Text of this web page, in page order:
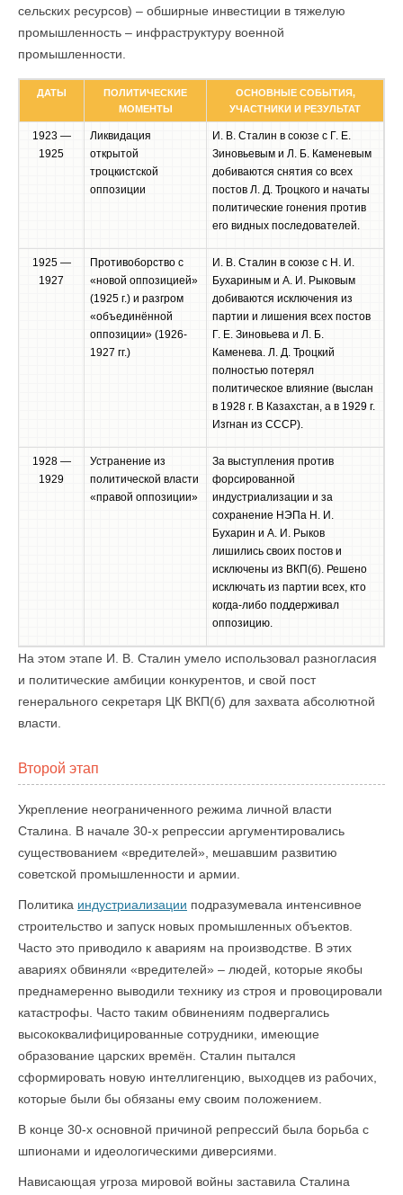
сельских ресурсов) – обширные инвестиции в тяжелую
промышленность – инфраструктуру военной
промышленности.
ДАТЫ
ПОЛИТИЧЕСКИЕ
МОМЕНТЫ
ОСНОВНЫЕ СОБЫТИЯ,
УЧАСТНИКИ И РЕЗУЛЬТАТ
1923 —
1925
Ликвидация
открытой
троцкистской
оппозиции
И. В. Сталин в союзе с Г. Е.
Зиновьевым и Л. Б. Каменевым
добиваются снятия со всех
постов Л. Д. Троцкого и начаты
политические гонения против
его видных последователей.
1925 —
1927
Противоборство с
«новой оппозицией»
(1925 г.) и разгром
«объединённой
оппозиции» (1926-
1927 гг.)
И. В. Сталин в союзе с Н. И.
Бухариным и А. И. Рыковым
добиваются исключения из
партии и лишения всех постов
Г. Е. Зиновьева и Л. Б.
Каменева. Л. Д. Троцкий
полностью потерял
политическое влияние (выслан
в 1928 г. В Казахстан, а в 1929 г.
Изгнан из СССР).
1928 —
1929
Устранение из
политической власти
«правой оппозиции»
За выступления против
форсированной
индустриализации и за
сохранение НЭПа Н. И.
Бухарин и А. И. Рыков
лишились своих постов и
исключены из ВКП(б). Решено
исключать из партии всех, кто
когда-либо поддерживал
оппозицию.
На этом этапе И. В. Сталин умело использовал разногласия
и политические амбиции конкурентов, и свой пост
генерального секретаря ЦК ВКП(б) для захвата абсолютной
власти.
Второй этап
Укрепление неограниченного режима личной власти
Сталина. В начале 30-х репрессии аргументировались
существованием «вредителей», мешавшим развитию
советской промышленности и армии.
Политика индустриализации подразумевала интенсивное
строительство и запуск новых промышленных объектов.
Часто это приводило к авариям на производстве. В этих
авариях обвиняли «вредителей» – людей, которые якобы
преднамеренно выводили технику из строя и провоцировали
катастрофы. Часто таким обвинениям подвергались
высококвалифицированные сотрудники, имеющие
образование царских времён. Сталин пытался
сформировать новую интеллигенцию, выходцев из рабочих,
которые были бы обязаны ему своим положением.
В конце 30-х основной причиной репрессий была борьба с
шпионами и идеологическими диверсиями.
Нависающая угроза мировой войны заставила Сталина